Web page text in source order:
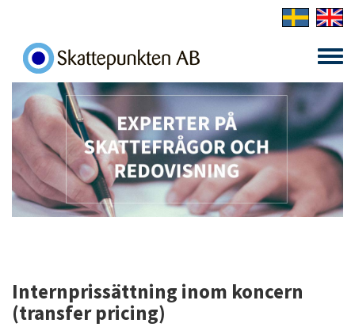
Toggle
menu
Internprissättning inom koncern
(transfer pricing)